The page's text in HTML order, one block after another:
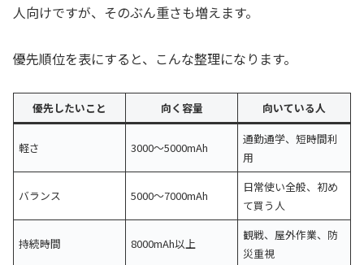
人向けですが、そのぶん重さも増えます。
優先順位を表にすると、こんな整理になります。
優先したいこと 向く容量 向いている人
軽さ 3000〜5000mAh
通勤通学、短時間利
用
バランス 5000〜7000mAh
日常使い全般、初め
て買う人
持続時間 8000mAh以上
観戦、屋外作業、防
災重視